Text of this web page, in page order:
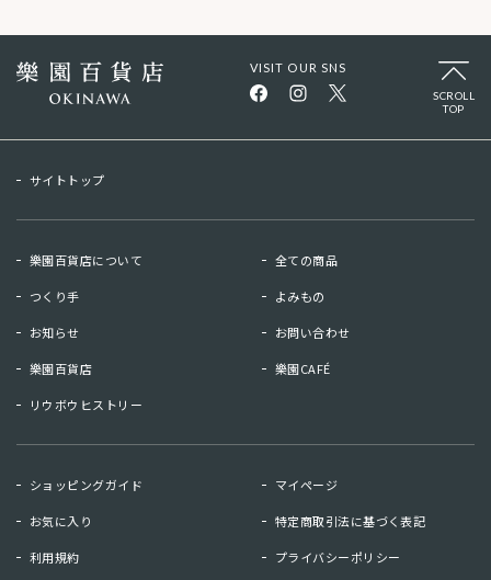
樂園CAFE
VISIT OUR SNS
SCROLL
TOP
サイトトップ
樂園百貨店について 全ての商品
つくり手 よみもの
お知らせ お問い合わせ
樂園百貨店 樂園CAFÉ
リウボウヒストリー
ショッピングガイド マイページ
お気に入り 特定商取引法に基づく表記
利用規約 プライバシーポリシー